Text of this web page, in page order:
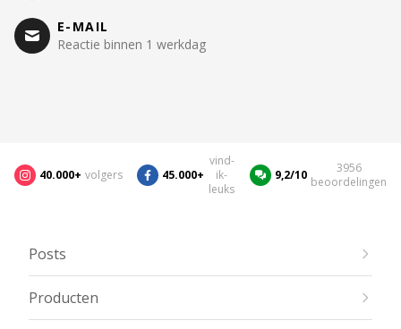
E-MAIL
Reactie binnen 1 werkdag
40.000+ volgers 45.000+
vind-
ik-
leuks
9,2/10
3956
beoordelingen
Posts
Producten